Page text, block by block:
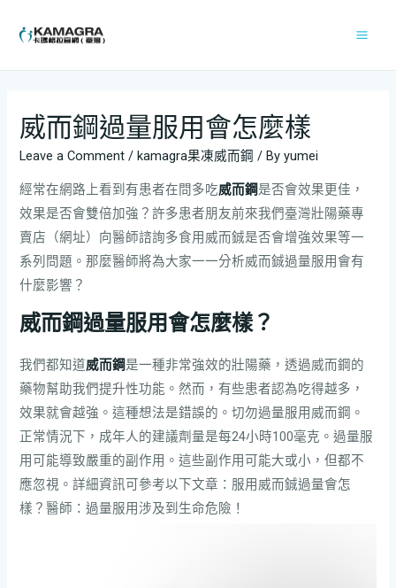
威而鋼過量服用會怎麼樣
Leave a Comment /kamagra果凍威而鋼 / Byyumei
經常在網路上看到有患者在問多吃威而鋼是否會效果更佳，
效果是否會雙倍加強？許多患者朋友前來我們臺灣壯陽藥專
賣店（網址）向醫師諮詢多食用威而鋮是否會增強效果等一
系列問題。那麼醫師將為大家一一分析威而鋮過量服用會有
什麼影響？
威而鋼過量服用會怎麼樣？
我們都知道威而鋼是一種非常強效的壯陽藥，透過威而鋼的
藥物幫助我們提升性功能。然而，有些患者認為吃得越多，
效果就會越強。這種想法是錯誤的。切勿過量服用威而鋼。
正常情況下，成年人的建議劑量是每24小時100毫克。過量服
用可能導致嚴重的副作用。這些副作用可能大或小，但都不
應忽視。詳細資訊可參考以下文章：服用威而鋮過量會怎
樣？醫師：過量服用涉及到生命危險！